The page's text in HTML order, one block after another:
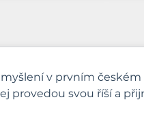
v prvním
provedou svou říší a